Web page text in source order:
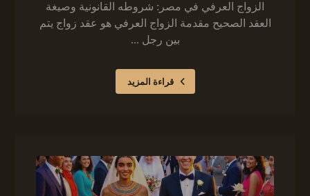
الزواج العرفي في مصر: شروطه القانونية وصيغة
العقد الصحيح مقدمة الزواج العرفي هو عقد زواج يتم
بين رجل ...
قراءة المزيد